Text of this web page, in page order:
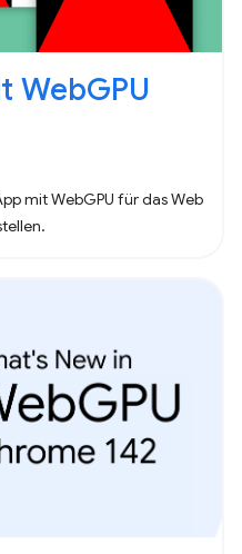
WebGPU
mit WebGPU für das Web